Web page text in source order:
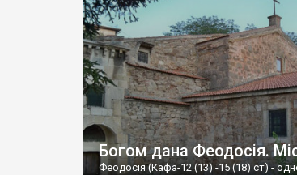
Богом дана Феодосія.
Феодосія (Кафа-12 (13) -15 (18) ст) -